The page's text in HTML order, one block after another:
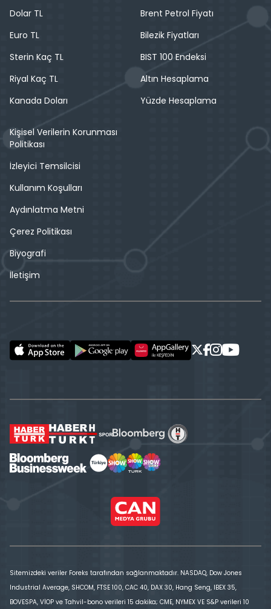
Dolar TL
Euro TL
Sterin Kaç TL
Riyal Kaç TL
Kanada Doları
Brent Petrol Fiyatı
Bilezik Fiyatları
BIST 100 Endeksi
Altın Hesaplama
Yüzde Hesaplama
Kişisel Verilerin Korunması
Politikası
İzleyici Temsilcisi
Kullanım Koşulları
Aydınlatma Metni
Çerez Politikası
Biyografi
İletişim
Sitemizdeki veriler Foreks tarafından sağlanmaktadır. NASDAQ, Dow Jones
Industrial Average, SHCOM, FTSE 100, CAC 40, DAX 30, Hang Seng, IBEX 35,
BOVESPA, VİOP ve Tahvil-bono verileri 15 dakika; CME, NYMEX VE S&P verileri 10